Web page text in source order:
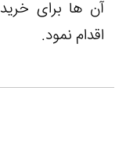
آن ها برای
اقدام نمود.